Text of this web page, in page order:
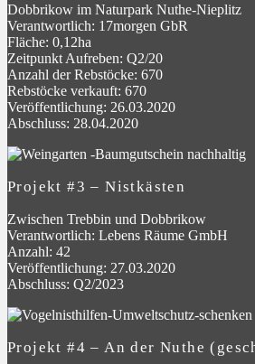
Dobbrikow im Naturpark Nuthe-Nieplitz
Verantwortlich: 17morgen GbR
Fläche: 0,12ha
Zeitpunkt Aufreben: Q2/20
Anzahl der Rebstöcke: 670
Rebstöcke verkauft: 670
Veröffentlichung: 26.03.2020
Abschluss: 28.04.2020
Projekt #3 – Nistkästen
Zwischen Trebbin und Dobbrikow
Verantwortlich: Lebens Räume GmbH
Anzahl: 42
Veröffentlichung: 27.03.2020
Abschluss: Q2/2023
Projekt #4 – An der Nuthe